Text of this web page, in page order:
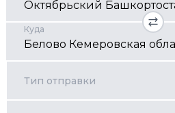
Куда
Тип отправки